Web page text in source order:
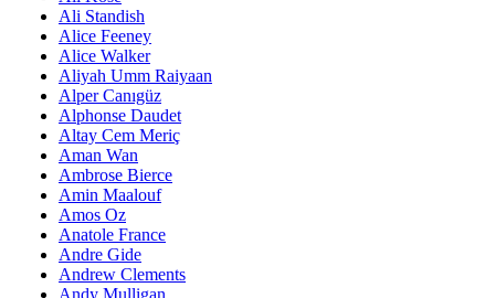
Ali Standish
Alice Feeney
Alice Walker
Aliyah Umm Raiyaan
Alper Canıgüz
Alphonse Daudet
Altay Cem Meriç
Aman Wan
Ambrose Bierce
Amin Maalouf
Amos Oz
Anatole France
Andre Gide
Andrew Clements